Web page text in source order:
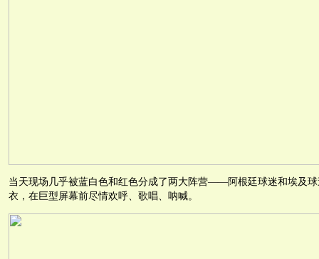
当天现场几乎被蓝白色和红色分成了两大阵营——阿根廷球迷和埃及
衣，在巨型屏幕前尽情欢呼、歌唱、呐喊。